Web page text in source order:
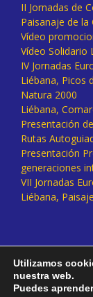
II Jornadas de
Paisanaje de la
Vídeo
Vídeo Solidario
IV Jornadas
Liébana, Picos
Natura 2000
Liébana,
Presentación
Rutas
Presentación
generaciones
VII Jornadas
Liébana,
Utilizamos
nuestra web.
Puedes